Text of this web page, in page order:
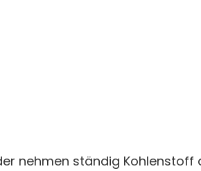
nehmen ständig Kohlenstoff